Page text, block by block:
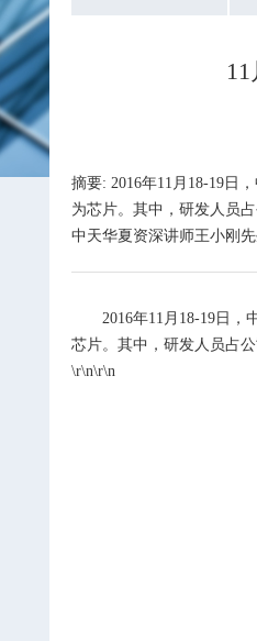
摘要: 2016年11月18-19日
为芯片。其中，研发人员
中天华夏资深讲师王小刚
2016年11 月 18-19 日，
芯片。其中，研发人员占
\r\n\r\n